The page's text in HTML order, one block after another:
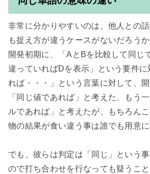
非常に分かりやすいのは、他人との
も捉え方が違うケースがないだろうか
開発初期に、「AとBを比較して同じ
違っていればDを表示」という要件
れば・・・」という言葉に対して、開
「同じ値であれば」と考えた、もう
ルであれば」と考えたが、もちろん
物の結果が食い違う事は誰でも用意に
でも、彼らは判定は「同じ」という
ので打ち合わせを行なっても疑うこ